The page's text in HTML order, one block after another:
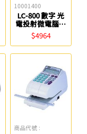
10001400
LC-800 數字 光
電投射微電腦支
票機(手動夾紙)
Life
$4964
商品代號 :